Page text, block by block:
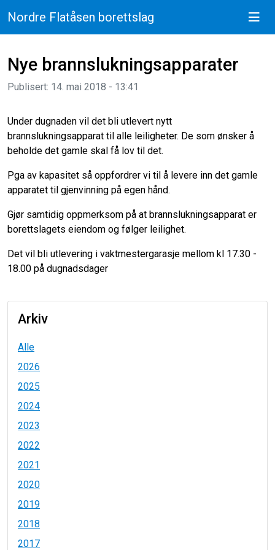
Nordre Flatåsen borettslag
Nye brannslukningsapparater
Publisert: 14. mai 2018 - 13:41
Under dugnaden vil det bli utlevert nytt
brannslukningsapparat til alle leiligheter. De som ønsker å
beholde det gamle skal få lov til det.
Pga av kapasitet så oppfordrer vi til å levere inn det gamle
apparatet til gjenvinning på egen hånd.
Gjør samtidig oppmerksom på at brannslukningsapparat er
borettslagets eiendom og følger leilighet.
Det vil bli utlevering i vaktmestergarasje mellom kl 17.30 -
18.00 på dugnadsdager
Arkiv
Alle
2026
2025
2024
2023
2022
2021
2020
2019
2018
2017